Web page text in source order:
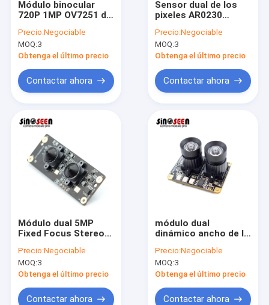
Módulo binocular
720P 1MP OV7251 de
flexibles y sensor de
OV9281 Cmos
Precio:Negociable
MOQ:3
Obtenga el último precio
Contactar ahora
Sensor dual de los
pixeles AR0230
1920x1080 de la
cámara de la lente de
WDR FHD
Precio:Negociable
MOQ:3
Obtenga el último precio
Contactar ahora
Módulo dual 5MP
Fixed Focus Stereo
Usb de la lente
OV5640
Precio:Negociable
MOQ:3
Obtenga el último precio
Contactar ahora
módulo dual
dinámico ancho de la
1080p con el sensor
de AR0130 AR0230
Precio:Negociable
MOQ:3
Obtenga el último precio
Contactar ahora